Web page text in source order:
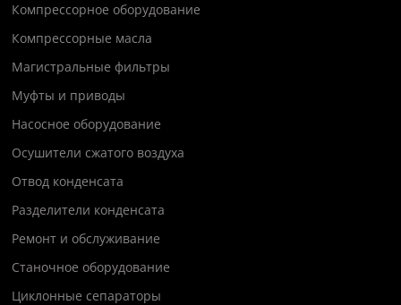
Компрессорное оборудование
Компрессорные масла
Магистральные фильтры
Муфты и приводы
Насосное оборудование
Осушители сжатого воздуха
Отвод конденсата
Разделители конденсата
Ремонт и обслуживание
Станочное оборудование
Циклонные сепараторы